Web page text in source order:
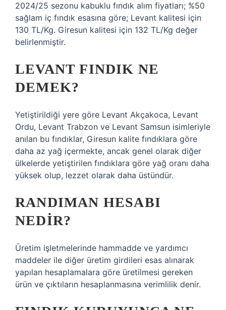
2024/25 sezonu kabuklu fındık alım fiyatları; %50
sağlam iç fındık esasına göre; Levant kalitesi için
130 TL/Kg. Giresun kalitesi için 132 TL/Kg değer
belirlenmiştir.
LEVANT FINDIK NE
DEMEK?
Yetiştirildiği yere göre Levant Akçakoca, Levant
Ordu, Levant Trabzon ve Levant Samsun isimleriyle
anılan bu fındıklar, Giresun kalite fındıklara göre
daha az yağ içermekte, ancak genel olarak diğer
ülkelerde yetiştirilen fındıklara göre yağ oranı daha
yüksek olup, lezzet olarak daha üstündür.
RANDIMAN HESABI
NEDIR?
Üretim işletmelerinde hammadde ve yardımcı
maddeler ile diğer üretim girdileri esas alınarak
yapılan hesaplamalara göre üretilmesi gereken
ürün ve çıktıların hesaplanmasına verimlilik denir.